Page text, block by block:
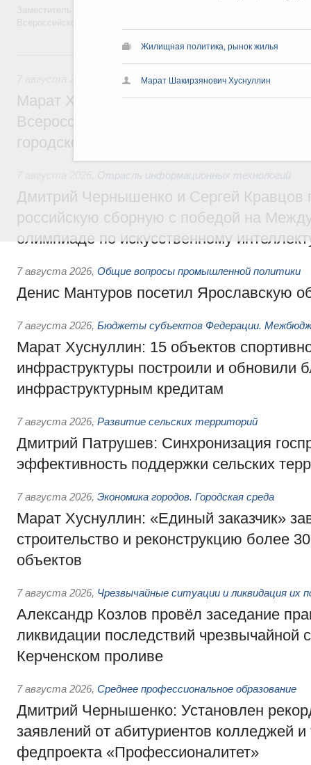
Жилищная политика, рынок жилья
Марат Шакирзянович Хуснуллин
Вчера
Экономика городов. Городская среда
Марат Хуснуллин провёл заседание
Всероссийского конкурса лучших
городской среды
Отрасль информационных технологий
Дмитрий Чернышенко и Сергей Кравцов
российскую сборную с победой на
олимпиаде по искусственному
7 августа 2026, Общие вопросы промышленной политики
Денис Мантуров посетил Ярославскую
7 августа 2026, Бюджеты субъектов Федерации.
Марат Хуснуллин: 15 объектов
инфраструктуры построили и обновили
инфраструктурным кредитам
7 августа 2026, Развитие сельских территорий
Дмитрий Патрушев: Синхронизация
эффективность поддержки сельских
7 августа 2026, Экономика городов. Городская среда
Марат Хуснуллин: «Единый заказчик»
строительство и реконструкцию более
объектов
7 августа 2026, Чрезвычайные ситуации и ликвидация их
Александр Козлов провёл заседание
ликвидации последствий чрезвычайной
Керченском проливе
7 августа 2026, Среднее профессиональное образование
Дмитрий Чернышенко: Установлен
заявлений от абитуриентов колледжей и
федпроекта «Профессионалитет»